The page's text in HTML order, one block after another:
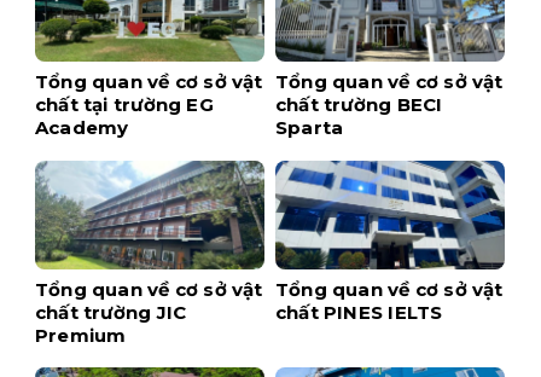
Tổng quan về cơ sở vật
chất tại trường EG
Academy
Tổng quan về cơ sở vật
chất trường BECI
Sparta
Tổng quan về cơ sở vật
chất trường JIC
Premium
Tổng quan về cơ sở vật
chất PINES IELTS